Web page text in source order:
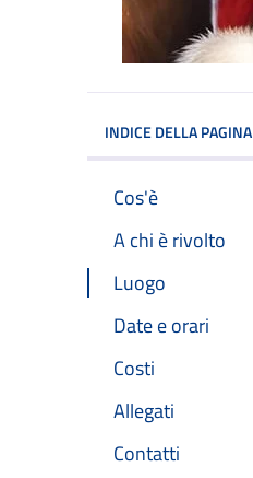
INDICE DELLA PAGINA
Cos'è
A chi è rivolto
Luogo
Date e orari
Costi
Allegati
Contatti